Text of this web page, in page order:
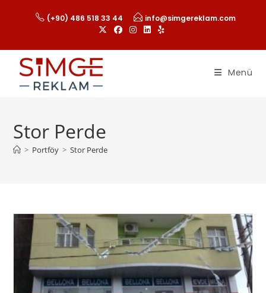
(+90) 486 518 33 44 info@simgereklam.com
Menü
Stor Perde
> Portföy > Stor Perde